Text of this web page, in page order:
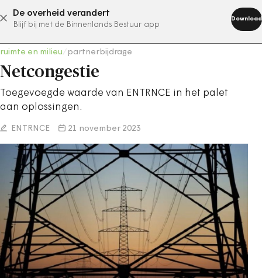
De overheid verandert
Blijf bij met de Binnenlands Bestuur app
Download
abonneer nu
ruimte en milieu partnerbijdrage
Netcongestie
Toegevoegde waarde van ENTRNCE in het palet
aan oplossingen.
ENTRNCE 21 november 2023